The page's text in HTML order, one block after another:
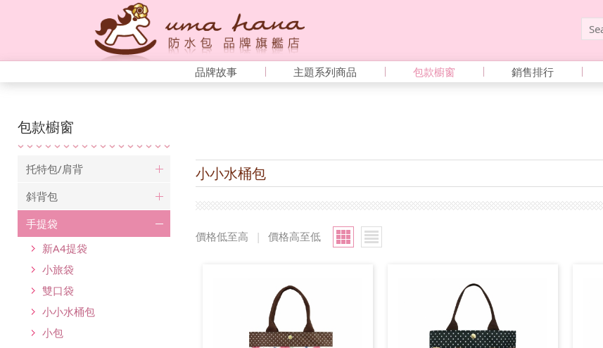
品牌故事 主題系列商品 包款櫥窗 銷售排行
包款櫥窗
托特包/肩背
斜背包
手提袋
新A4提袋
小旅袋
雙口袋
小小水桶包
小包
小小水桶包
價格低至高 | 價格高至低